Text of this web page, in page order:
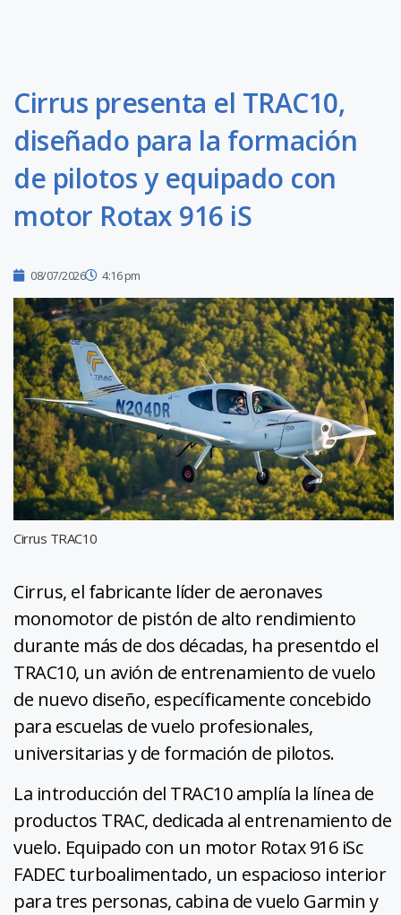
Cirrus presenta el TRAC10,
diseñado para la formación
de pilotos y equipado con
motor Rotax 916 iS
08/07/2026 4:16 pm
Cirrus TRAC10
Cirrus, el fabricante líder de aeronaves
monomotor de pistón de alto rendimiento
durante más de dos décadas, ha presentdo el
TRAC10, un avión de entrenamiento de vuelo
de nuevo diseño, específicamente concebido
para escuelas de vuelo profesionales,
universitarias y de formación de pilotos.
La introducción del TRAC10 amplía la línea de
productos TRAC, dedicada al entrenamiento de
vuelo. Equipado con un motor Rotax 916 iSc
FADEC turboalimentado, un espacioso interior
para tres personas, cabina de vuelo Garmin y